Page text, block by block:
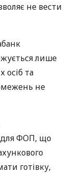
не вести
лише
осіб та
не
для ФОП, що
готівку,